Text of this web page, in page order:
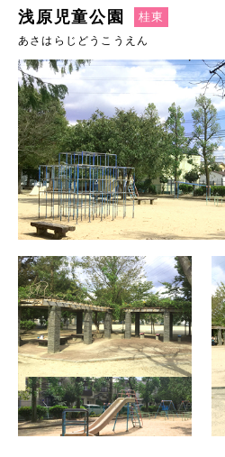
浅原児童公園 桂東
あさはらじどうこうえん